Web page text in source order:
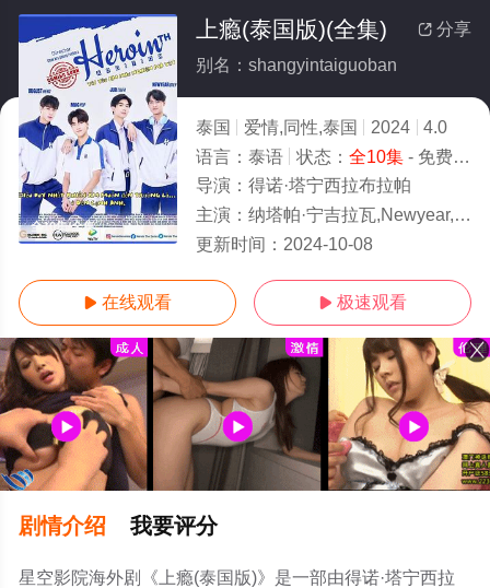
全10集/全集
 分享
上瘾(泰国版)(全集)
别名：shangyintaiguoban
泰国 爱情,同性,泰国 2024
4.0
语言： 泰语 状态： 全10集- 免费在线观看
导演： 得诺·塔宁西拉布拉帕
主演： 纳塔帕·宁吉拉瓦,Newyear,Nawaphat,Thannamongkhonsawat,Jur,Vasin,
更新时间： 2024-10-08
 在线观看  极速观看
剧情介绍 我要评分
星空影院海外剧《上瘾(泰国版)》是一部由得诺·塔宁西拉